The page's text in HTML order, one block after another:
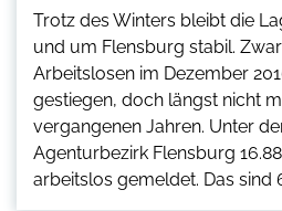
Trotz des Winters bleibt die
und um Flensburg stabil.
Arbeitslosen im Dezember
gestiegen, doch längst nicht
vergangenen Jahren. Unter
Agenturbezirk Flensburg
arbeitslos gemeldet. Das sind